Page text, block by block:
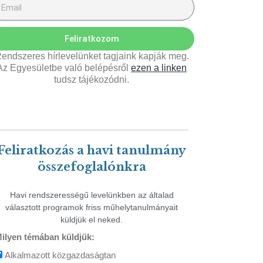
Feliratkozom
hírlevelünket tagjaink kapják meg.
Egyesületbe való belépésről ezen a linken
tudsz tájékozódni.
a havi tanulmány
összefoglalónkra
Havi rendszerességű levelünkben az általad
választott programok friss műhelytanulmányait
küldjük el neked.
témában küldjük:
Alkalmazott közgazdaságtan